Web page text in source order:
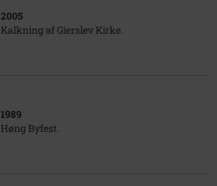
2005
Kalkning af Gierslev Kirke.
1989
Høng Byfest.